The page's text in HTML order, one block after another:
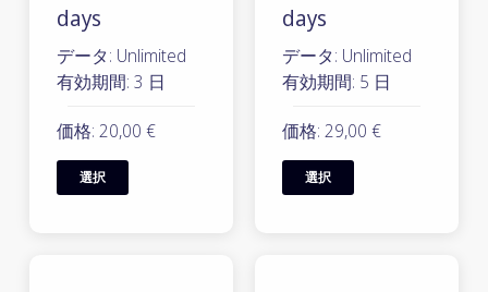
days
データ: Unlimited
有効期間: 3 日
価格: 20,00 €
選択
days
データ: Unlimited
有効期間: 5 日
価格: 29,00 €
選択